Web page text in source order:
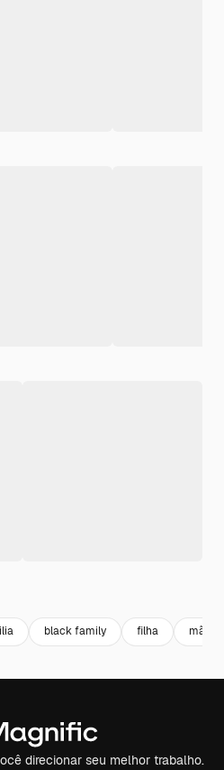
black family filha mãe
direcionar seu melhor trabalho.